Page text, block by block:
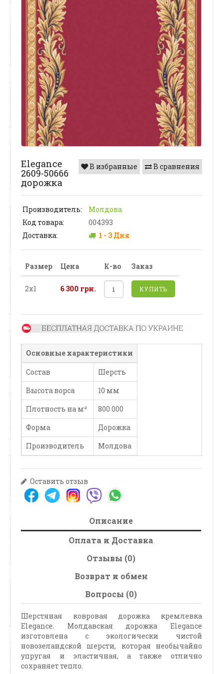
В сравнения
В избранные
Elegance
2609-50666
дорожка
Производитель:
Молдова
Код товара:
004393
Доставка:
1 - 3 Дня
Размер Цена К-во Заказ
2х1 6 300 грн. КУПИТЬ
Основные характеристики
Состав
Шерсть
Высота ворса
10 мм
Плотность на м²
800 000
Форма
Дорожка
Производитель
Молдова
Оставить отзыв
Описание
Оплата и Доставка
Отзывы (0)
Возврат и обмен
Вопросы (0)
Шерстяная ковровая дорожка кремлевка
Elegance. Молдавская дорожка Elegance
изготовлена с экологически чистой
новозеландской шерсти, которая необычайно
упругая и эластичная, а также отлично
сохраняет тепло.